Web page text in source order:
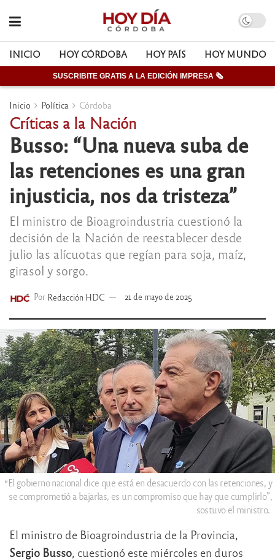
INICIO HOY CÓRDOBA HOY PAÍS HOY MUNDO
SUSCRIBITE GRATIS A LA EDICIÓN IMPRESA 🗞
Inicio Política Córdoba
Críticas a la Nación
Busso: “Una nueva suba de
las retenciones es una gran
injusticia, nos da tristeza”
El ministro de Bioagroindustria cuestionó la
decisión de la Nación de reestablecer desde
julio las alícuotas que regían para soja, maíz,
girasol y sorgo.
Por Redacción HDC 21 de mayo de 2025
“El gobierno nacional dice que está en desacuerdo con las retenciones, y
se comprometió a bajarlas, es un compromiso que hay que cumplirlo”,
sostuvo el ministro.
El ministro de Bioagroindustria de la Provincia,
Sergio Busso, cuestionó este miércoles en duros